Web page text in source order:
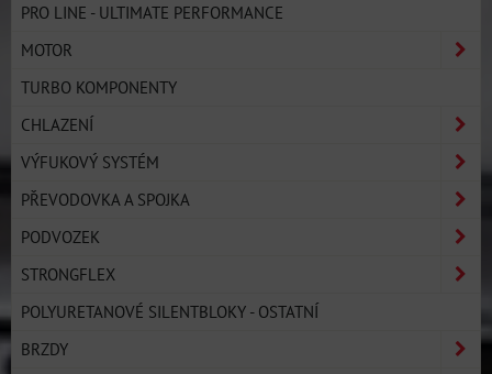
PRO LINE - ULTIMATE PERFORMANCE
MOTOR
TURBO KOMPONENTY
CHLAZENÍ
VÝFUKOVÝ SYSTÉM
PŘEVODOVKA A SPOJKA
PODVOZEK
STRONGFLEX
POLYURETANOVÉ SILENTBLOKY - OSTATNÍ
BRZDY